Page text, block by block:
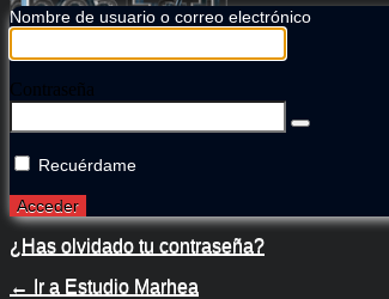
Nombre de usuario o correo electrónico
Contraseña
Recuérdame
¿Has olvidado tu contraseña?
← Ir a Estudio Marhea